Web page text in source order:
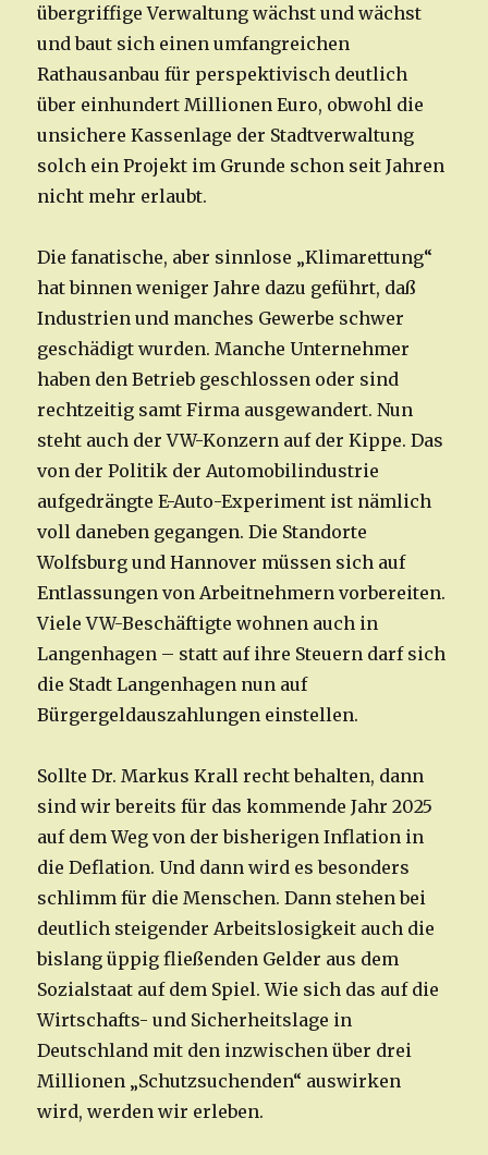
übergriffige Verwaltung wächst und wächst
und baut sich einen umfangreichen
Rathausanbau für perspektivisch deutlich
über einhundert Millionen Euro, obwohl die
unsichere Kassenlage der Stadtverwaltung
solch ein Projekt im Grunde schon seit Jahren
nicht mehr erlaubt.
Die fanatische, aber sinnlose „Klimarettung“
hat binnen weniger Jahre dazu geführt, daß
Industrien und manches Gewerbe schwer
geschädigt wurden. Manche Unternehmer
haben den Betrieb geschlossen oder sind
rechtzeitig samt Firma ausgewandert. Nun
steht auch der VW-Konzern auf der Kippe. Das
von der Politik der Automobilindustrie
aufgedrängte E-Auto-Experiment ist nämlich
voll daneben gegangen. Die Standorte
Wolfsburg und Hannover müssen sich auf
Entlassungen von Arbeitnehmern vorbereiten.
Viele VW-Beschäftigte wohnen auch in
Langenhagen – statt auf ihre Steuern darf sich
die Stadt Langenhagen nun auf
Bürgergeldauszahlungen einstellen.
Sollte Dr. Markus Krall recht behalten, dann
sind wir bereits für das kommende Jahr 2025
auf dem Weg von der bisherigen Inflation in
die Deflation. Und dann wird es besonders
schlimm für die Menschen. Dann stehen bei
deutlich steigender Arbeitslosigkeit auch die
bislang üppig fließenden Gelder aus dem
Sozialstaat auf dem Spiel. Wie sich das auf die
Wirtschafts- und Sicherheitslage in
Deutschland mit den inzwischen über drei
Millionen „Schutzsuchenden“ auswirken
wird, werden wir erleben.